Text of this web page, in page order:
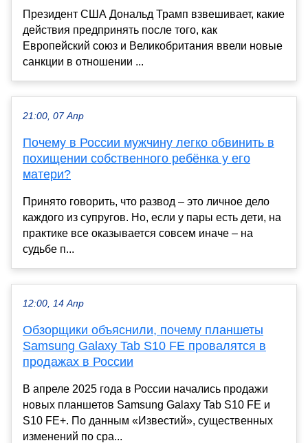
Президент США Дональд Трамп взвешивает, какие
действия предпринять после того, как
Европейский союз и Великобритания ввели новые
санкции в отношении ...
21:00, 07 Апр
Почему в России мужчину легко обвинить в
похищении собственного ребёнка у его
матери?
Принято говорить, что развод – это личное дело
каждого из супругов. Но, если у пары есть дети, на
практике все оказывается совсем иначе – на
судьбе п...
12:00, 14 Апр
Обзорщики объяснили, почему планшеты
Samsung Galaxy Tab S10 FE провалятся в
продажах в России
В апреле 2025 года в России начались продажи
новых планшетов Samsung Galaxy Tab S10 FE и
S10 FE+. По данным «Известий», существенных
изменений по сра...